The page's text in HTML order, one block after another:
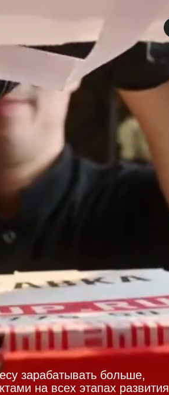
зарабатывать больше,
на всех этапах развития